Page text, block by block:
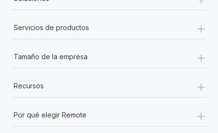
Servicios de productos +
Tamaño de la empresa +
Recursos +
Por qué elegir Remote +